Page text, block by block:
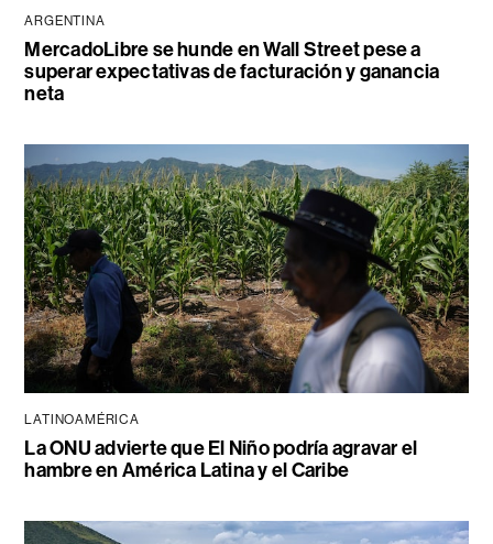
ARGENTINA
MercadoLibre se hunde en Wall Street pese a
superar expectativas de facturación y ganancia
neta
LATINOAMÉRICA
La ONU advierte que El Niño podría agravar el
hambre en América Latina y el Caribe